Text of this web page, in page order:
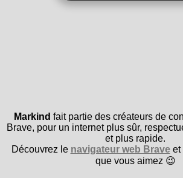
Markind fait partie des créateurs de
Brave, pour un internet plus sûr,
et plus rapide.
Découvrez le navigateur web Brave et
que vous aimez 😉